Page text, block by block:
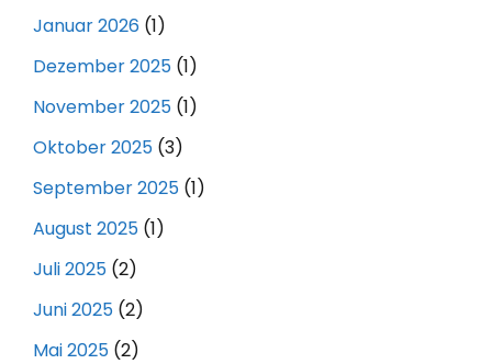
Januar 2026 (1)
Dezember 2025 (1)
November 2025 (1)
Oktober 2025 (3)
September 2025 (1)
August 2025 (1)
Juli 2025 (2)
Juni 2025 (2)
Mai 2025 (2)